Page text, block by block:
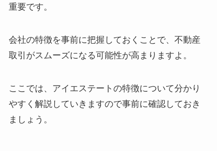
重要です。
会社の特徴を事前に把握しておくことで、不動産
取引がスムーズになる可能性が高まりますよ。
ここでは、アイエステートの特徴について分かり
やすく解説していきますので事前に確認しておき
ましょう。